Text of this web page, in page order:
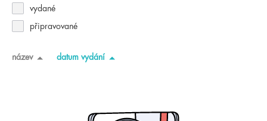
vydané
připravované
název datum vydání